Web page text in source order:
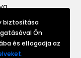
biztosítása
Ön
és elfogadja az